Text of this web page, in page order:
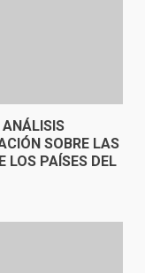
ANÁLISIS
SOBRE LAS
LOS PAÍSES DEL